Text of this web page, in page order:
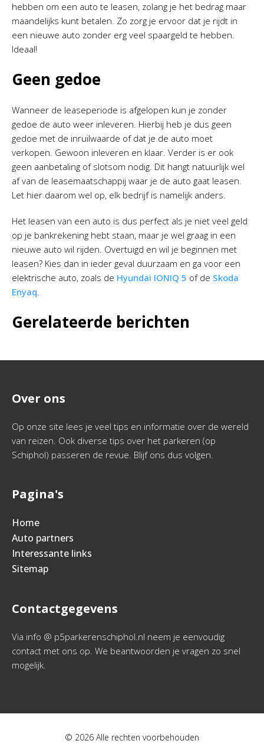
hebben om een auto te leasen, zolang je het bedrag maar
maandelijks kunt betalen. Zo zorg je ervoor dat je rijdt in
een nieuwe auto zonder erg veel spaargeld te hebben.
Ideaal!
Geen gedoe
Wanneer de leaseperiode is afgelopen kun je zonder
gedoe de auto weer inleveren. Hierbij heb je dus geen
gedoe met de inruilwaarde of dat je de auto moet
verkopen. Gewoon inleveren en klaar. Verder is er ook
geen aanbetaling of slotsom nodig. Dit hangt natuurlijk wel
af van de leasemaatschappij waar je de auto gaat leasen.
Let hier daarom wel op, elk bedrijf is namelijk anders.
Het leasen van een auto is dus perfect als je niet veel geld
op je bankrekening hebt staan, maar je wel graag in een
nieuwe auto wil rijden. Overtuigd en wil je beginnen met
leasen? Kies dan in ieder geval duurzaam en ga voor een
elektrische auto, zoals de Hyundai IONIQ 5 of de Skoda
Enyaq.
Gerelateerde berichten
Over ons
Op onze site lees je veel tips en informatie over de wereld
van reizen. Ook diverse tips over het parkeren (op
Schiphol) passeren de revue. Blijf ons dus volgen.
Pagina's
Home
Auto partners
Interessante links
Sitemap
Contactgegevens
Via info @ p5parkerenschiphol.nl neem je eenvoudig
contact met ons op. We beantwoorden je vragen zo snel
mogelijk.
© 2026 Alle rechten voorbehouden